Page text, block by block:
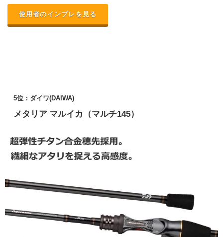
使用者のインプレを見る
5位：ダイワ(DAIWA)
メタリア マルイカ（マルチ145）